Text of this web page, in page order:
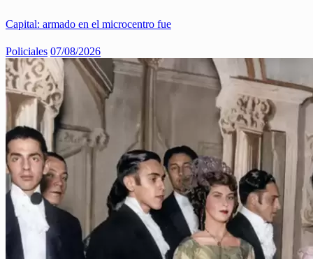
Capital: armado en el microcentro fue
Policiales 07/08/2026